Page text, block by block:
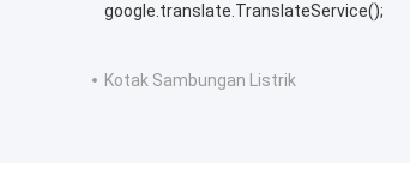
google.translate.TranslateService();
Kotak Sambungan Listrik